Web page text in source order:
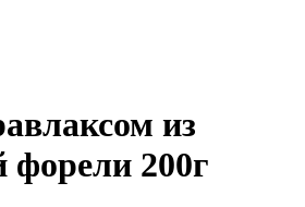
из
форели 200г